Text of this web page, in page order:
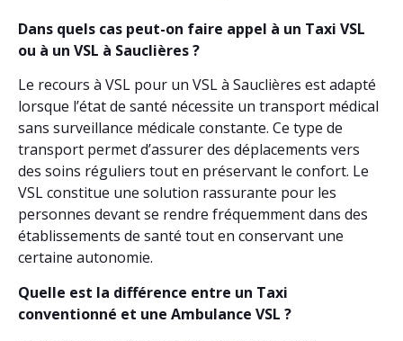
Dans quels cas peut-on faire appel à un Taxi VSL
ou à un VSL à Sauclières ?
Le recours à VSL pour un VSL à Sauclières est adapté
lorsque l’état de santé nécessite un transport médical
sans surveillance médicale constante. Ce type de
transport permet d’assurer des déplacements vers
des soins réguliers tout en préservant le confort. Le
VSL constitue une solution rassurante pour les
personnes devant se rendre fréquemment dans des
établissements de santé tout en conservant une
certaine autonomie.
Quelle est la différence entre un Taxi
conventionné et une Ambulance VSL ?